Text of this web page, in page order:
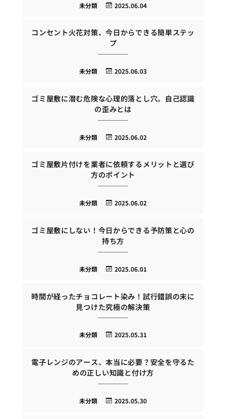
2025.06.04
未分類
コンセント火花対策、今日からできる簡単ステッ
プ
2025.06.03
未分類
ゴミ屋敷に潜む危険な心理的落とし穴。自己認識
の歪みとは
2025.06.02
未分類
ゴミ屋敷片付けを業者に依頼するメリットと選び
方のポイント
2025.06.02
未分類
ゴミ屋敷にしない！今日からできる予防策と心の
持ち方
2025.06.01
未分類
時間が経ったチョコレート染み！試行錯誤の末に
見つけた究極の解決策
2025.05.31
未分類
電子レンジのアース、本当に必要？安全を守るた
めの正しい知識と付け方
2025.05.30
未分類